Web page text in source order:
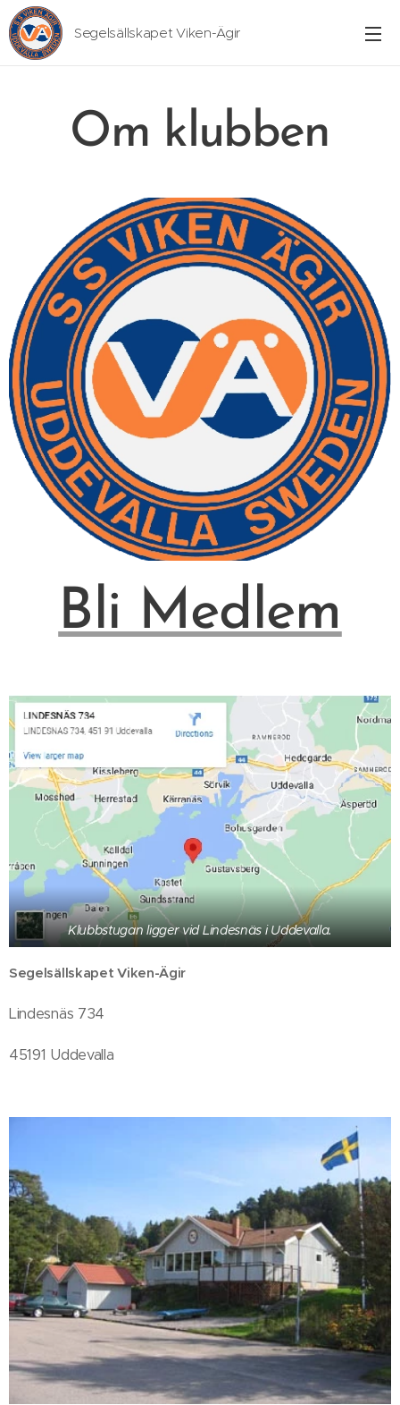
Segelsällskapet Viken-Ägir
Om klubben
Bli Medlem
Klubbstugan ligger vid Lindesnäs i Uddevalla.
Segelsällskapet Viken-Ägir
Lindesnäs 734
45191 Uddevalla